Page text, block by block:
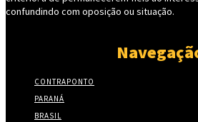
confundindo com oposição ou situação.
CONTRAPONTO
PARANÁ
BRASIL